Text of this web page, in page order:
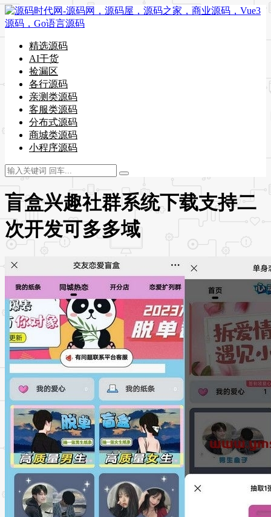
精选源码
AI干货
捡漏区
各行源码
亲测类源码
客服类源码
分布式源码
商城类源码
小程序源码
盲盒兴趣社群系统下载支持二
次开发可多多域